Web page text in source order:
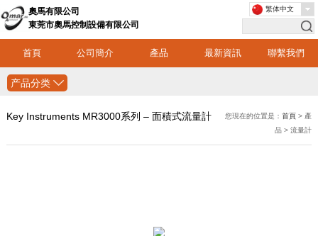
奧馬有限公司
東莞市奧馬控制設備有限公司
首頁 公司簡介 產品 最新資訊 聯繫我們
繁体中文
产品分类
Key Instruments MR3000系列 – 面積式流量計 您現在的位置是：首頁 > 產
品 > 流量計